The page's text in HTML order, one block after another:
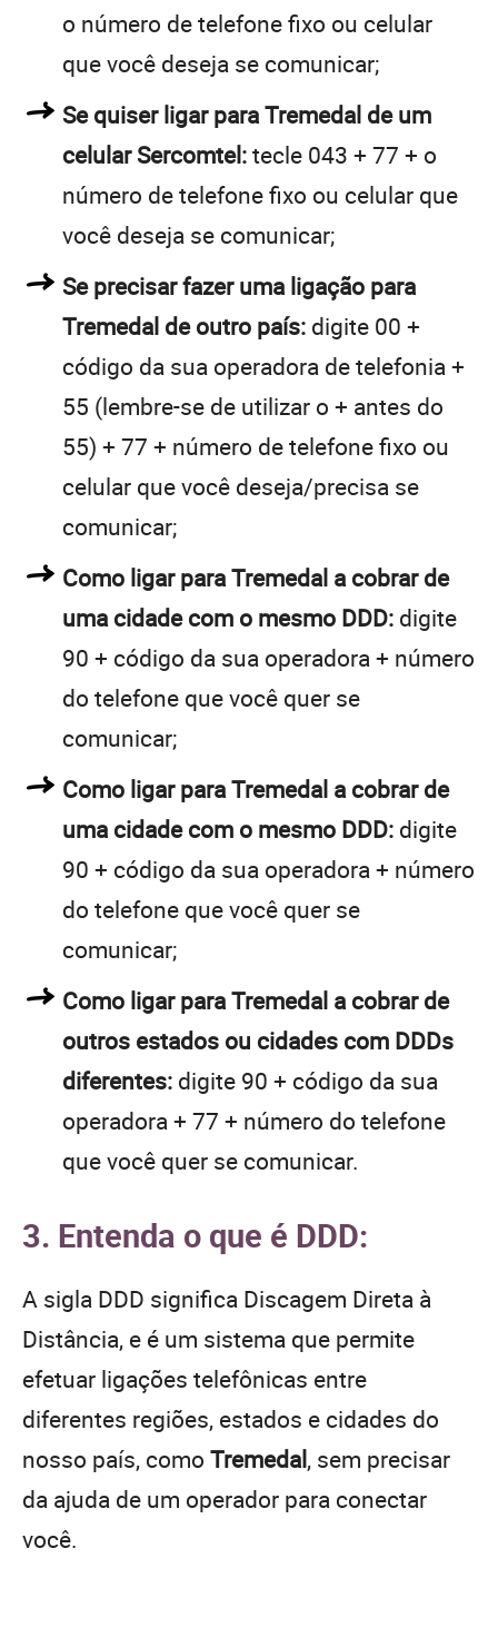
o número de telefone fixo ou celular
que você deseja se comunicar;
Se quiser ligar para Tremedal de um
celular Sercomtel:tecle 043 + 77 + o
número de telefone fixo ou celular que
você deseja se comunicar;
Se precisar fazer uma ligação para
Tremedal de outro país: digite 00 +
código da sua operadora de telefonia +
55 (lembre-se de utilizar o + antes do
55) + 77 + número de telefone fixo ou
celular que você deseja/precisa se
comunicar;
Como ligar para Tremedal a cobrar de
uma cidade com o mesmo DDD: digite
90 + código da sua operadora + número
do telefone que você quer se
comunicar;
Como ligar para Tremedal a cobrar de
uma cidade com o mesmo DDD: digite
90 + código da sua operadora + número
do telefone que você quer se
comunicar;
Como ligar para Tremedal a cobrar de
outros estados ou cidades com DDDs
diferentes: digite 90 + código da sua
operadora + 77 + número do telefone
que você quer se comunicar.
3. Entenda o que é DDD:
A sigla DDD significa Discagem Direta à
Distância, e é um sistema que permite
efetuar ligações telefônicas entre
diferentes regiões, estados e cidades do
nosso país, como Tremedal, sem precisar
da ajuda de um operador para conectar
você.